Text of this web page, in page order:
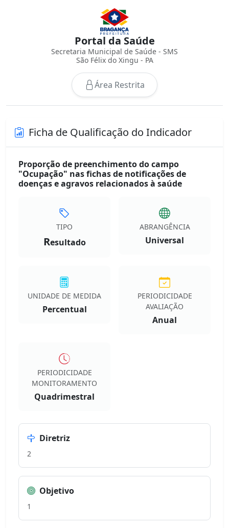
Portal da Saúde
Secretaria Municipal de Saúde - SMS
São Félix do Xingu - PA
Área Restrita
Ficha de Qualificação do Indicador
Proporção de preenchimento do campo
"Ocupação" nas fichas de notificações de
doenças e agravos relacionados à saúde
TIPO
Resultado
ABRANGÊNCIA
Universal
UNIDADE DE MEDIDA
Percentual
PERIODICIDADE
AVALIAÇÃO
Anual
PERIODICIDADE
MONITORAMENTO
Quadrimestral
Diretriz
2
Objetivo
1